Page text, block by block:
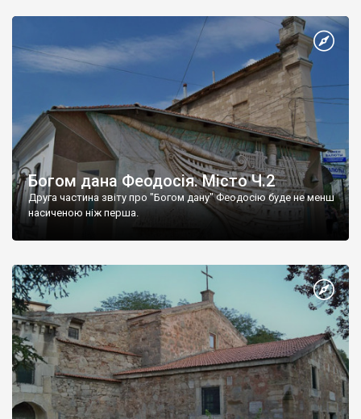
Богом дана Феодосія. Місто Ч.2
Друга частина звіту про "Богом дану" Феодосію буде не менш
насиченою ніж перша.